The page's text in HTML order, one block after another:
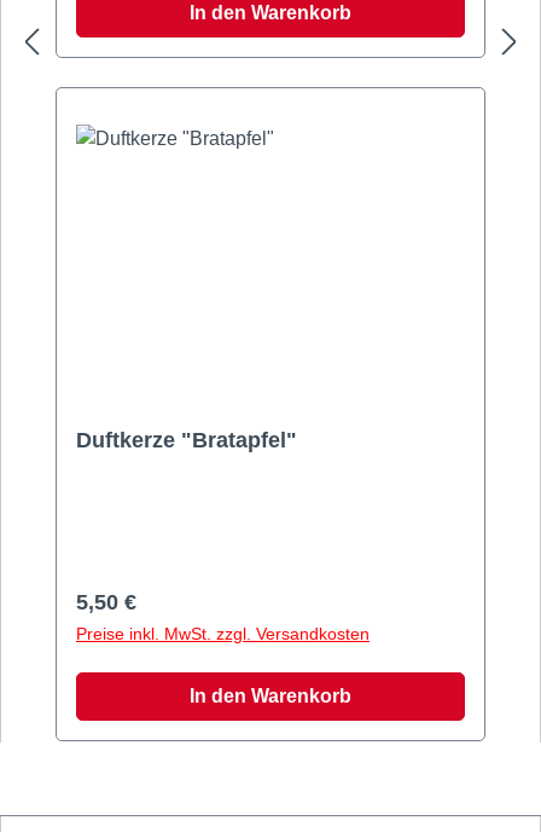
In den Warenkorb
Duftkerze "Bratapfel"
Regulärer Preis:
5,50 €
Preise inkl. MwSt. zzgl. Versandkosten
In den Warenkorb